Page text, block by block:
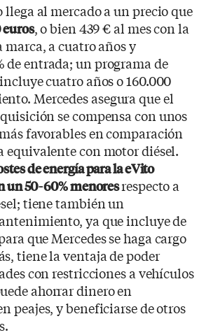
llega al mercado a un precio que
euros, o bien 439 € al mes con la
a cuatro años y
de entrada; un programa de
cuatro años o 160.000
Mercedes asegura que el
se compensa con unos
favorables en comparación
equivalente con motor diésel.
de energía para la eVito
un 50-60% menoresrespecto a
tiene también un
ya que incluye de
que Mercedes se haga cargo
tiene la ventaja de poder
con restricciones a vehículos
ahorrar dinero en
peajes, y beneficiarse de otros